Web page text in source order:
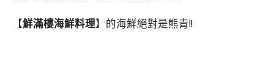
【鮮滿樓海鮮料理】的海鮮絕對是熊青!!